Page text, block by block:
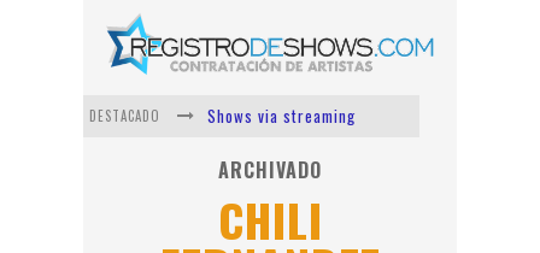
DESTACADO
Shows via streaming
Lit Killah
Nicki Nicole
Duki
ARCHIVADO
CHILI